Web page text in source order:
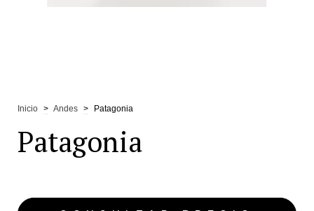
Inicio > Andes > Patagonia
Patagonia